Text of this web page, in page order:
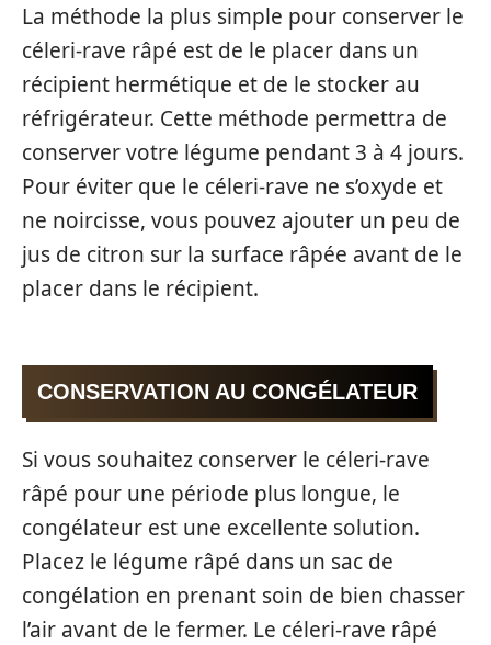
La méthode la plus simple pour conserver le
céleri-rave râpé est de le placer dans un
récipient hermétique et de le stocker au
réfrigérateur. Cette méthode permettra de
conserver votre légume pendant 3 à 4 jours.
Pour éviter que le céleri-rave ne s’oxyde et
ne noircisse, vous pouvez ajouter un peu de
jus de citron sur la surface râpée avant de le
placer dans le récipient.
CONSERVATION AU CONGÉLATEUR
Si vous souhaitez conserver le céleri-rave
râpé pour une période plus longue, le
congélateur est une excellente solution.
Placez le légume râpé dans un sac de
congélation en prenant soin de bien chasser
l’air avant de le fermer. Le céleri-rave râpé